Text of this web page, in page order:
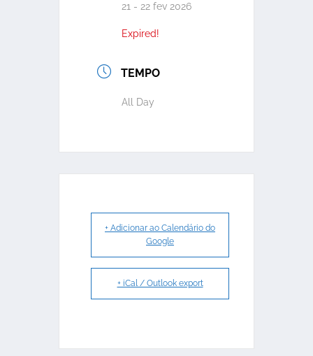
21 - 22 fev 2026
Expired!
TEMPO
All Day
+ Adicionar ao Calendário do
Google
+ iCal / Outlook export